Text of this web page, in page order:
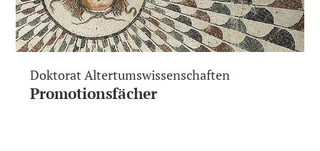
Doktorat Altertumswissenschaften
Promotionsfächer